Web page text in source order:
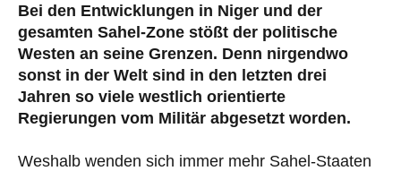
Bei den Entwicklungen in Niger und der
gesamten Sahel-Zone stößt der politische
Westen an seine Grenzen. Denn nirgendwo
sonst in der Welt sind in den letzten drei
Jahren so viele westlich orientierte
Regierungen vom Militär abgesetzt worden.
Weshalb wenden sich immer mehr Sahel-Staaten